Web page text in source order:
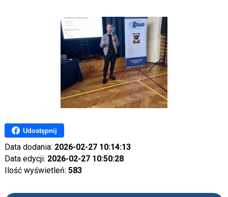
Udostępnij
Data dodania: 2026-02-27 10:14:13
Data edycji: 2026-02-27 10:50:28
Ilość wyświetleń: 583